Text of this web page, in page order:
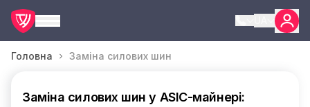
Головна Заміна силових шин
Заміна силових шин у ASIC-майнері: